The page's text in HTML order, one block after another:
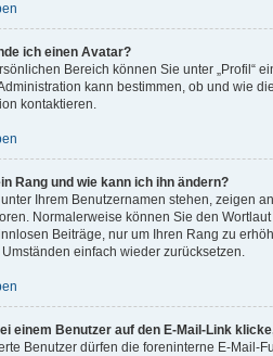
ich einen Avatar?
Bereich können Sie unter „Profil“
kann bestimmen, ob und wie
kontaktieren.
Rang und wie kann ich ihn ändern?
Ihrem Benutzernamen stehen, zeigen
Normalerweise können Sie den
Beiträge, nur um Ihren Rang zu
Umständen einfach wieder zurücksetzen.
einem Benutzer auf den E-Mail-Link
Benutzer dürfen die foreninterne E-Mail-